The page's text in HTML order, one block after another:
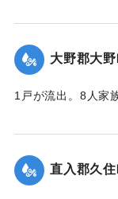
刊3面】
｜固有コード:
大野郡大
1戸が流出。8人家
｜固有コード:
直入郡久